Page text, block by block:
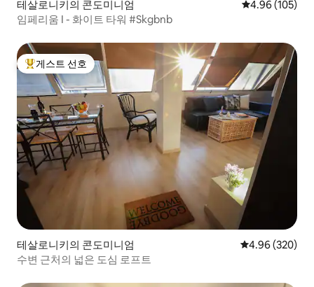
테살로니키의 콘도미니엄 평점 4.96점(5
4.96 (105)
임페리움 I - 화이트 타워 #Skgbnb
상위 게스트 선호
게스트 선호
테살로니키의 콘도미니엄 평점 4.96점(5
4.96 (320)
수변 근처의 넓은 도심 로프트